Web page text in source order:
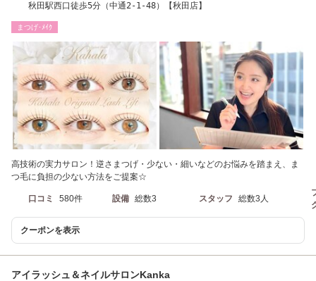
秋田駅西口徒歩5分（中通2-1-48）【秋田店】
まつげ･ﾒｲｸ
高技術の実力サロン！逆さまつげ・少ない・細いなどのお悩みを踏まえ、ま
つ毛に負担の少ない方法をご提案☆
口コミ 580件 設備 総数3 スタッフ 総数3人
クーポンを表示
アイラッシュ＆ネイルサロンKanka